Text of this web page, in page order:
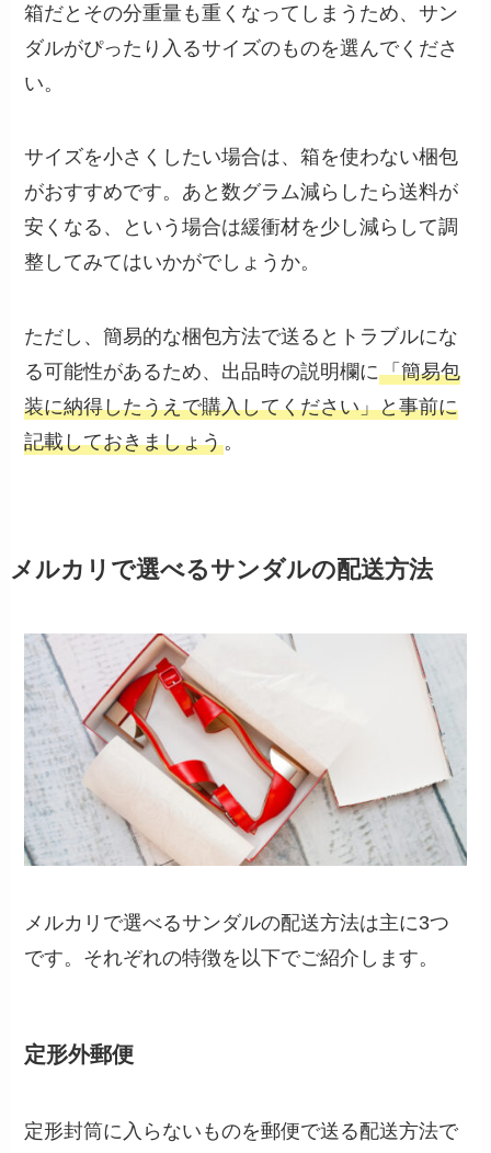
箱だとその分重量も重くなってしまうため、サン
ダルがぴったり入るサイズのものを選んでくださ
い。
サイズを小さくしたい場合は、箱を使わない梱包
がおすすめです。あと数グラム減らしたら送料が
安くなる、という場合は緩衝材を少し減らして調
整してみてはいかがでしょうか。
ただし、簡易的な梱包方法で送るとトラブルにな
る可能性があるため、出品時の説明欄に「簡易包
装に納得したうえで購入してください」と事前に
記載しておきましょう。
メルカリで選べるサンダルの配送方法
メルカリで選べるサンダルの配送方法は主に3つ
です。それぞれの特徴を以下でご紹介します。
定形外郵便
定形封筒に入らないものを郵便で送る配送方法で